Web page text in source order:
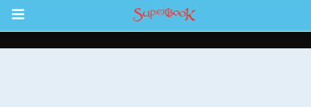
Return to Content